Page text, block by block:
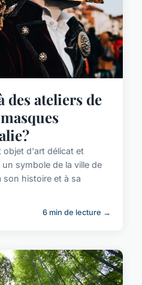
des ateliers de
objet d'art délicat et
symbole de la ville de
son histoire et à sa
6 min de lecture →